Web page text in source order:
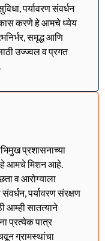
पर्यावरण संवर्धन
करणे हे आमचे ध्येय
समृद्ध आणि
उज्ज्वल व प्रगत
प्रशासनाच्या
हे आमचे मिशन आहे.
व आरोग्याला
पर्यावरण संरक्षण
आम्ही सातत्याने
प्रत्येक पात्र
ग्रामस्थांचा